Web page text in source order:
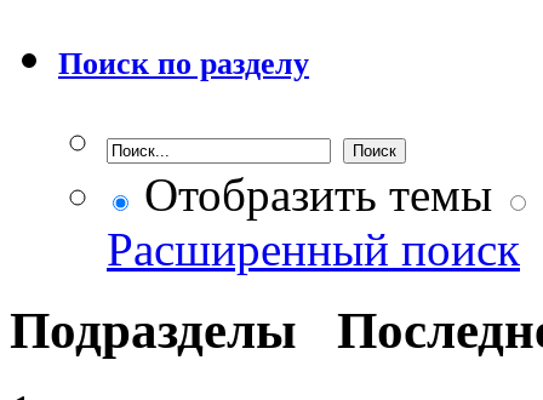
Поиск по разделу
Отобразить темы
Расширенный поиск
Подразделы